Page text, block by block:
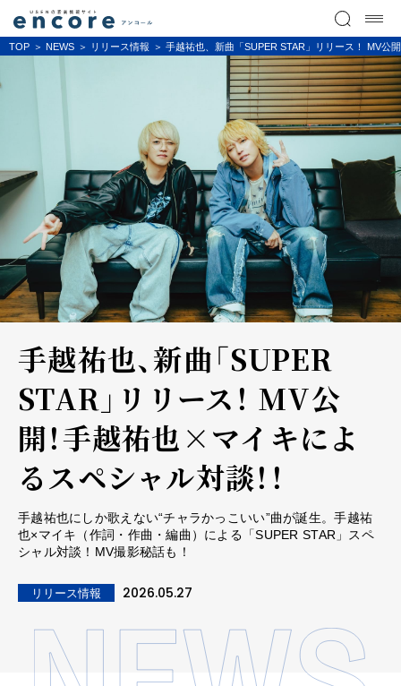
TOP NEWS リリース情報 手越祐也、新曲「SUPER STAR」リリース！ MV公
手越祐也、新曲「SUPER
STAR」リリース！ MV公
開！手越祐也×マイキによ
るスペシャル対談！！
手越祐也にしか歌えない“チャラかっこいい”曲が誕生。手越祐
也×マイキ（作詞・作曲・編曲）による「SUPER STAR」スペ
シャル対談！MV撮影秘話も！
リリース情報 2026.05.27